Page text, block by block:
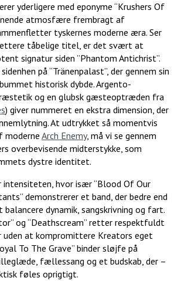
yderligere med eponyme “Krushers Of
atmosfære frembragt af
tyskernes moderne æra. Ser
tåbelige titel, er det svært at
signatur siden ”Phantom Antichrist”.
på “Tränenpalast”, der gennem sin
historisk dybde. Argento-
og en glubsk gæsteoptræden fra
) giver nummeret en ekstra dimension, der
At udtrykket så momentvis
moderne Arch Enemy, må vi se gennem
overbevisende midterstykke, som
dystre identitet.
intensiteten, hvor især “Blood Of Our
demonstrerer et band, der bedre end
dynamik, sangskrivning og fart.
og “Deathscream” retter respektfuldt
uden at kompromittere Kreators eget
To The Grave” binder sløjfe på
fællessang og et budskab, der –
føles oprigtigt.